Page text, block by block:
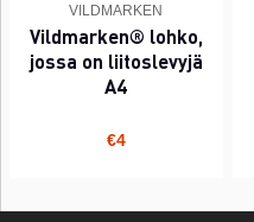
VILDMARKEN
Vildmarken® lohko,
jossa on liitoslevyjä
A4
€4